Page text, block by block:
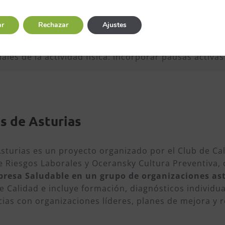
de la actividad física: incorporar pausas
de Asturias
es un proyecto organizado por el Club de
Laborales y Oceransky Cultura
Saludable en un grupo de organizaciones
Calidad e incluye formación, diagnósticos
con organizaciones líderes, planes de mejora y
Rechazar Ajustes